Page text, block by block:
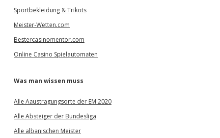
Sportbekleidung & Trikots
Meister-Wetten.com
Bestercasinomentor.com
Online Casino Spielautomaten
Was man wissen muss
Alle Aaustragungsorte der EM 2020
Alle Absteiger der Bundesliga
Alle albanischen Meister